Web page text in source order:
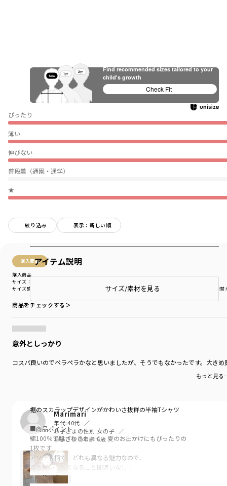
ぴったり
薄い
伸びない
普段着（通園・通学）
★
絞り込み 表示：新しい順
購入商品
購入商品
サイズ感 伸縮性 ：伸びる着用シーン 着
サイズ：130cm
商品をチェックする＞
意外としっかり
コスパ良いのでペラペラかなと思いましたが、そうでもなかったです。大き
もっと見
Marimari
年代:40代
お子さまの性別:女の子
お子さまの年齢:6歳
アイテム説明
サイズ/素材を見る
裾のスカラップデザインがかわいさ抜群の半袖Tシャツ
■商品ポイント
綿100％で肌ざわりもよく、夏のお出かけにもぴったりの
1枚です
アソート柄で、どれも異なる魅力なので、
複数買いしたくなること間違いなし！
Find recommended sizes tailored to your
child's growth
Check Fit